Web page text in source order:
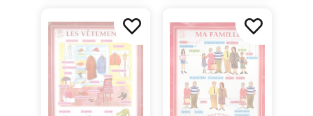
(французский
язык)
плакат
(французский
язык)